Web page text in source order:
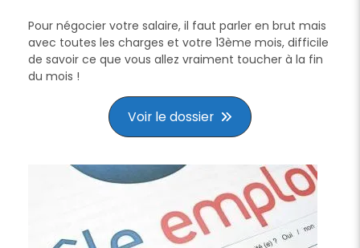
Pour négocier votre salaire, il faut parler en brut mais
avec toutes les charges et votre 13ème mois, difficile
de savoir ce que vous allez vraiment toucher à la fin
du mois !
Voir le dossier